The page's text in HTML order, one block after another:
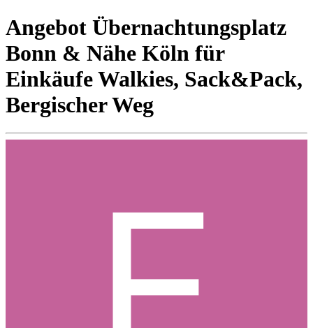
Angebot Übernachtungsplatz
Bonn & Nähe Köln für
Einkäufe Walkies, Sack&Pack,
Bergischer Weg